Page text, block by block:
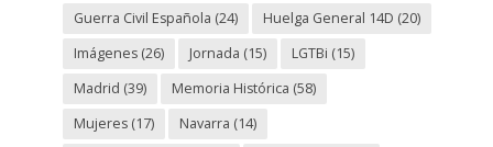
Guerra Civil Española (24) Huelga General 14D (20)
Imágenes(26) Jornada (15) LGTBi (15)
Madrid (39) Memoria Histórica (58)
Mujeres(17) Navarra (14)